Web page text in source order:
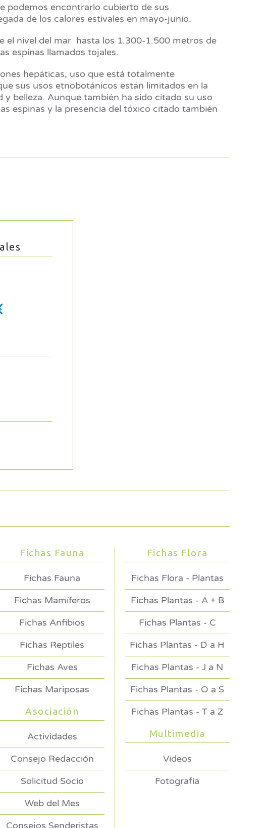
podemos encontrarlo cubierto de sus
de los calores estivales en mayo-junio.
el nivel del mar hasta los 1.300-1.500 metros de
espinas llamados tojales.
hepáticas, uso que está totalmente
sus usos etnobotánicos están limitados en la
belleza. Aunque también ha sido citado su uso
espinas y la presencia del tóxico citado también
Fichas Fauna
Fichas Fauna
Fichas Mamíferos
Fichas Anfibios
Fichas Reptiles
Fichas Aves
Fichas Mariposas
Asociación
Actividades
Consejo Redacción
Solicitud Socio
Web del Mes
Consejos Senderistas
Fichas Flora
Fichas Flora - Plantas
Fichas Plantas - A + B
Fichas Plantas - C
Fichas Plantas - D a H
Fichas Plantas - J a N
Fichas Plantas - O a S
Fichas Plantas - T a Z
Multimedia
Videos
Fotografía